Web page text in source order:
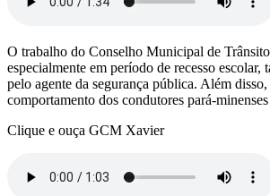
O trabalho do Conselho Municipal de
especialmente em período de recesso escolar,
pelo agente da segurança pública. Além
comportamento dos condutores pará-
Clique e ouça GCM Xavier